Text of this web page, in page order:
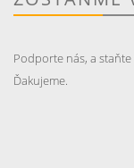
Podporte nás, a
Ďakujeme.